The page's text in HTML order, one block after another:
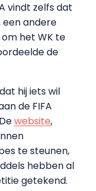
vindt zelfs dat
een andere
het WK te
de
hij iets wil
de FIFA
website,
te steunen,
hebben al
getekend.